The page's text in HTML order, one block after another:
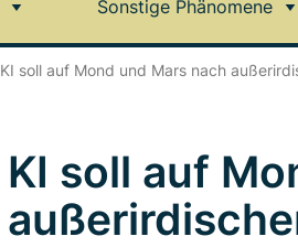
Sonstige Phänomene
KI soll auf Mond und Mars nach
KI soll auf